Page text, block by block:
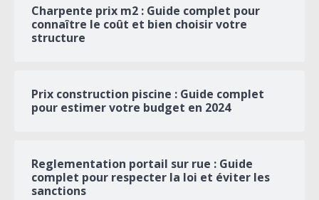
Charpente prix m2 : Guide complet pour
connaître le coût et bien choisir votre
structure
Prix construction piscine : Guide complet
pour estimer votre budget en 2024
Reglementation portail sur rue : Guide
complet pour respecter la loi et éviter les
sanctions